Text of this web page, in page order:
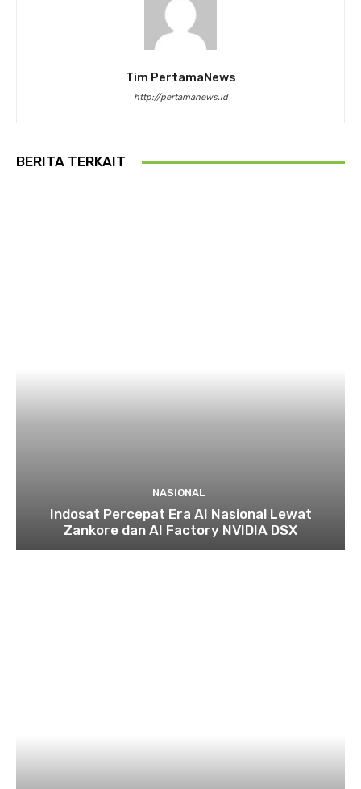
Tim PertamaNews
http://pertamanews.id
BERITA TERKAIT
NASIONAL
Indosat Percepat Era AI Nasional Lewat
Zankore dan AI Factory NVIDIA DSX